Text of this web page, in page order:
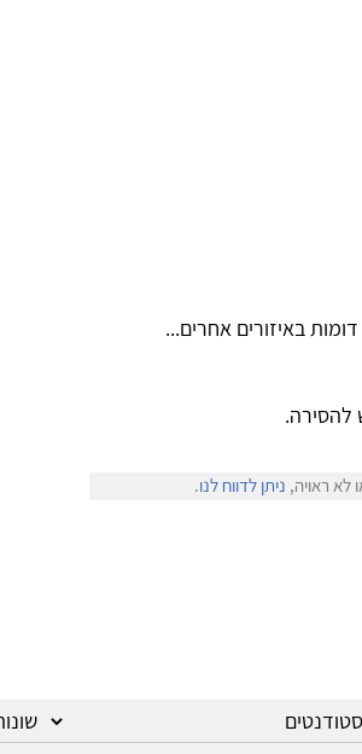
באיזורים אחרים...
להסירה.
לא ראויה, ניתן לדווח לנו.